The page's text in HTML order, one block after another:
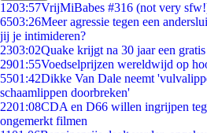
1203:57VrijMiBabes #316 (not very
6503:26Meer agressie tegen een
jij je intimideren?
2303:02Quake krijgt na 30 jaar een
2901:55Voedselprijzen wereldwijd op
5501:42Dikke Van Dale neemt
schaamlippen doorbreken'
2201:08CDA en D66 willen ingrijpen
ongemerkt filmen